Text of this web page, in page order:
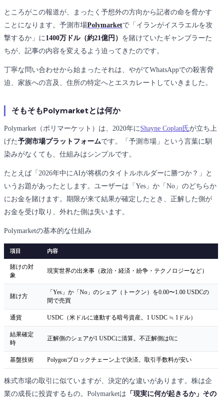
ところがこの報道が、まったく予想外の方向から記者の命を脅かす
ことになります。予測市場Polymarketで「イランがイスラエルを攻
撃するか」に 1400万ドル（約21億円） を賭けていたギャンブラーた
ちが、記事の内容を変えるよう迫ってきたのです。
丁寧な問い合わせから始まったそれは、やがてWhatsAppでの殺害脅
迫、家族への言及、住所の特定へとエスカレートしていきました。
そもそもPolymarketとは何か
Polymarket（ポリマーケット）は、2020年に Shayne Coplan氏が立ち上
げた予測市場プラットフォームです。「予測市場」という言葉に馴
染みがなくても、仕組みはシンプルです。
たとえば「2026年中にAIが将棋のタイトルホルダーに勝つか？」と
いうお題があったとします。ユーザーは「Yes」か「No」のどちらか
にお金を賭けます。期限が来て結果が確定したとき、正解した側が
お金を受け取り、外れた側は失います。
Polymarketの基本的な仕組み
項目 内容
賭けの対
象
現実世界の出来事（政治・経済・紛争・テクノロジーなど）
賭け方
「Yes」か「No」のシェア（トークン）を0.00〜1.00 USDCの
間で売買
通貨 USDC（米ドルに連動する暗号資産。1 USDC ≒ 1ドル）
結果確定
時
正解側のシェアが1 USDCに清算。不正解側は0に
基盤技術 Polygonブロックチェーン上で決済。取引手数料が安い
株式市場の取引に似ていますが、決定的な違いがあります。株は企
業の成長に投資するもの。Polymarketは 「現実に何が起きるか」その